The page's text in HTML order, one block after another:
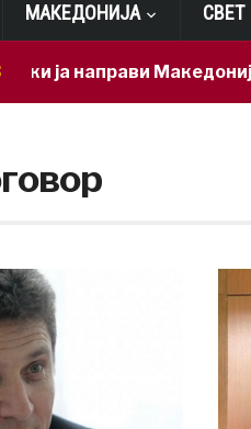
МАКЕДОНИЈА СВЕТ
направи Македонија